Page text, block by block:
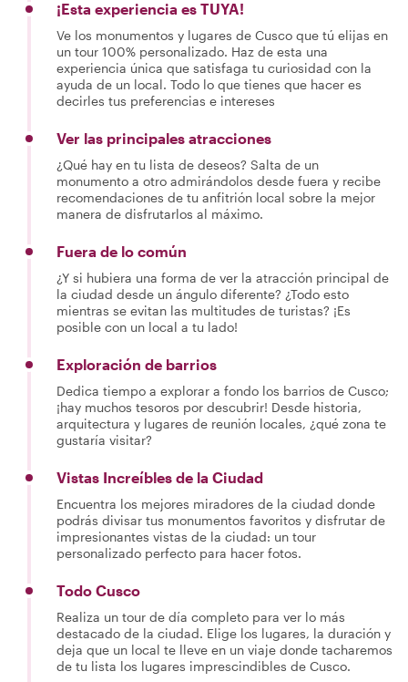
¡Esta experiencia es TUYA!
Ve los monumentos y lugares de Cusco que tú elijas en
un tour 100% personalizado. Haz de esta una
experiencia única que satisfaga tu curiosidad con la
ayuda de un local. Todo lo que tienes que hacer es
decirles tus preferencias e intereses
Ver las principales atracciones
¿Qué hay en tu lista de deseos? Salta de un
monumento a otro admirándolos desde fuera y recibe
recomendaciones de tu anfitrión local sobre la mejor
manera de disfrutarlos al máximo.
Fuera de lo común
¿Y si hubiera una forma de ver la atracción principal de
la ciudad desde un ángulo diferente? ¿Todo esto
mientras se evitan las multitudes de turistas? ¡Es
posible con un local a tu lado!
Exploración de barrios
Dedica tiempo a explorar a fondo los barrios de Cusco;
¡hay muchos tesoros por descubrir! Desde historia,
arquitectura y lugares de reunión locales, ¿qué zona te
gustaría visitar?
Vistas Increíbles de la Ciudad
Encuentra los mejores miradores de la ciudad donde
podrás divisar tus monumentos favoritos y disfrutar de
impresionantes vistas de la ciudad: un tour
personalizado perfecto para hacer fotos.
Todo Cusco
Realiza un tour de día completo para ver lo más
destacado de la ciudad. Elige los lugares, la duración y
deja que un local te lleve en un viaje donde tacharemos
de tu lista los lugares imprescindibles de Cusco.